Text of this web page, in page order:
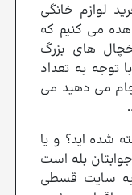
لوازم خانگی
می کنیم که
های بزرگ
توجه به تعداد
می دهید می
شده اید؟ و یا
بله است
به سایت قسطی